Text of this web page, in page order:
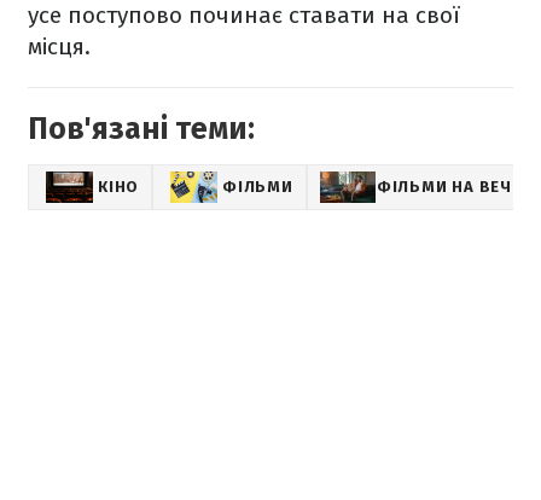
усе поступово починає ставати на свої
місця.
Пов'язані теми:
КІНО ФІЛЬМИ ФІЛЬМИ НА ВЕЧІР